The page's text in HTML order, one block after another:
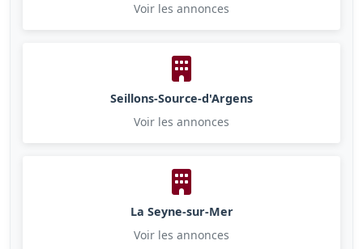
Voir les annonces
Seillons-Source-d'Argens
Voir les annonces
La Seyne-sur-Mer
Voir les annonces